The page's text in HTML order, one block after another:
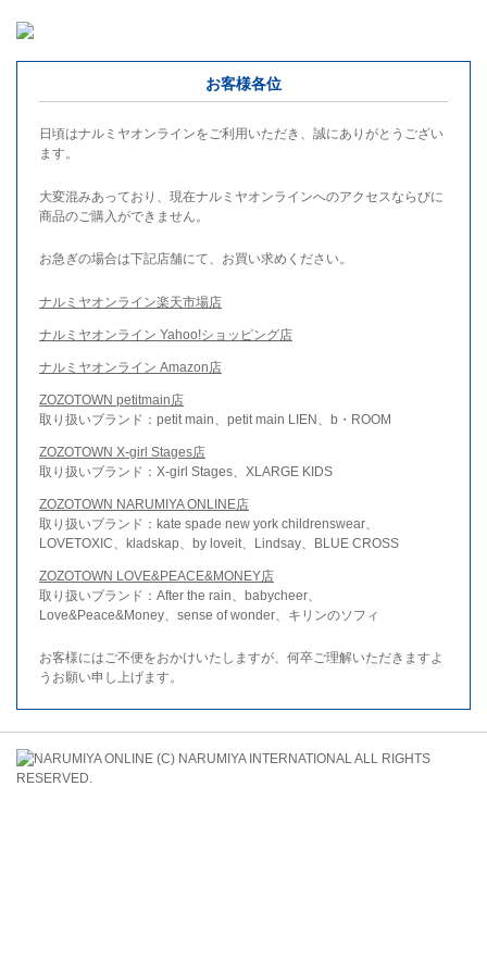
お客様各位
日頃はナルミヤオンラインをご利用いただき、誠にありがとうござい
ます。
大変混みあっており、現在ナルミヤオンラインへのアクセスならびに
商品のご購入ができません。
お急ぎの場合は下記店舗にて、お買い求めください。
ナルミヤオンライン楽天市場店
ナルミヤオンライン Yahoo!ショッピング店
ナルミヤオンライン Amazon店
ZOZOTOWN petitmain店
取り扱いブランド：petit main、petit main LIEN、b・ROOM
ZOZOTOWN X-girl Stages店
取り扱いブランド：X-girl Stages、XLARGE KIDS
ZOZOTOWN NARUMIYA ONLINE店
取り扱いブランド：kate spade new york childrenswear、
LOVETOXIC、kladskap、by loveit、Lindsay、BLUE CROSS
ZOZOTOWN LOVE&PEACE&MONEY店
取り扱いブランド：After the rain、babycheer、
Love&Peace&Money、sense of wonder、キリンのソフィ
お客様にはご不便をおかけいたしますが、何卒ご理解いただきますよ
うお願い申し上げます。